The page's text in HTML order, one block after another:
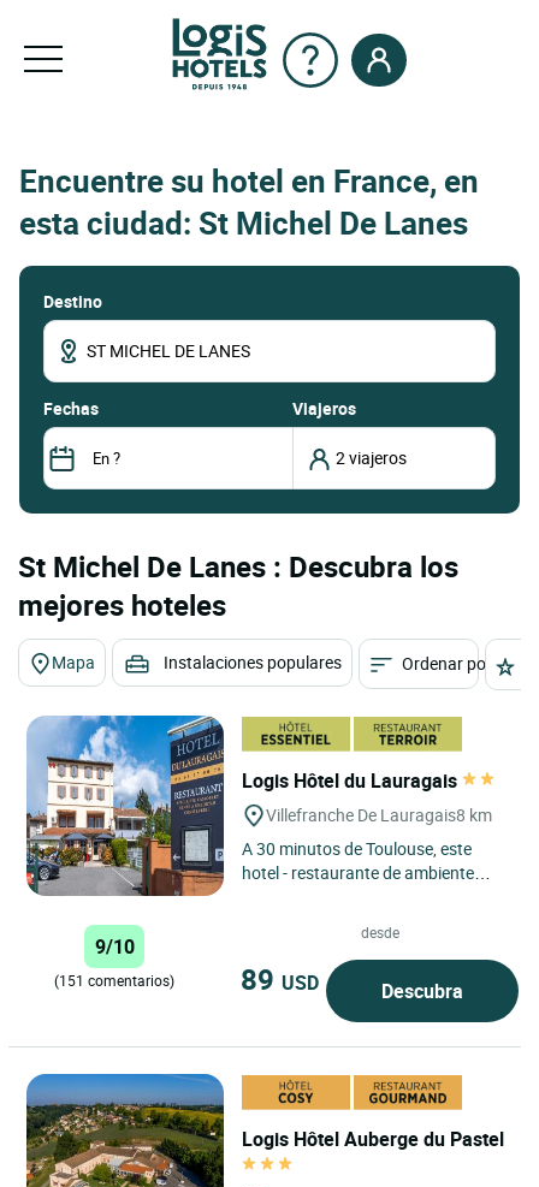
Encuentre su hotel en France, en
esta ciudad: St Michel De Lanes
Destino
fechas Viajeros
St Michel De Lanes : Descubra los
mejores hoteles
Mapa Instalaciones populares Ordenar por
Logis Hôtel du Lauragais
Villefranche De Lauragais8 km
A 30 minutos de Toulouse, este
hotel - restaurante de ambiente
9/10
(151 comentarios)
desde
89 USD Descubra
Logis Hôtel Auberge du Pastel